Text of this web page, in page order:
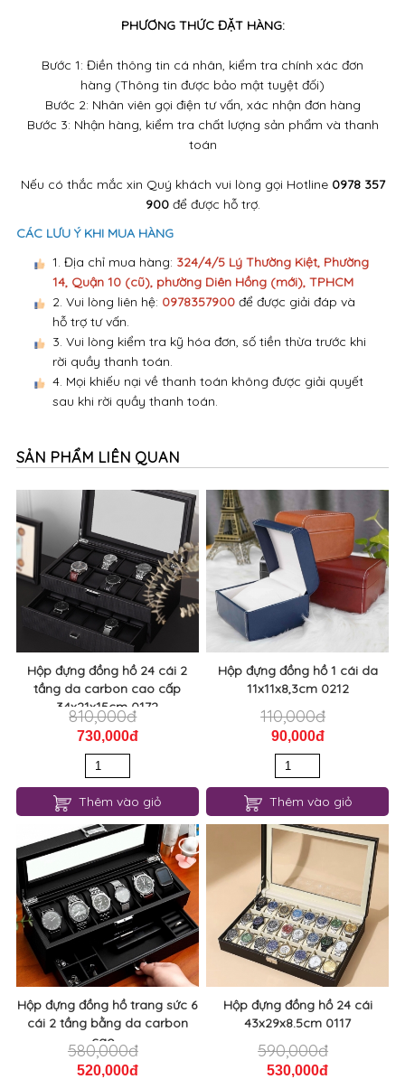
PHƯƠNG THỨC ĐẶT HÀNG:
Bước 1: Điền thông tin cá nhân, kiểm tra chính xác đơn
hàng (Thông tin được bảo mật tuyệt đối)
Bước 2: Nhân viên gọi điện tư vấn, xác nhận đơn hàng
Bước 3: Nhận hàng, kiểm tra chất lượng sản phẩm và thanh
toán
Nếu có thắc mắc xin Quý khách vui lòng gọi Hotline 0978 357
900để được hỗ trợ.
CÁC LƯU Ý KHI MUA HÀNG
1. Địa chỉ mua hàng: 324/4/5 Lý Thường Kiệt, Phường
14, Quận 10 (cũ), phường Diên Hồng (mới), TPHCM
2. Vui lòng liên hệ: 0978357900để được giải đáp và
hỗ trợ tư vấn.
3. Vui lòng kiểm tra kỹ hóa đơn, số tiền thừa trước khi
rời quầy thanh toán.
4. Mọi khiếu nại về thanh toán không được giải quyết
sau khi rời quầy thanh toán.
SẢN PHẨM LIÊN QUAN
Hộp đựng đồng hồ 24 cái 2
tầng da carbon cao cấp
34x21x15cm 0172
810,000đ
730,000đ
Thêm vào giỏ
Hộp đựng đồng hồ 1 cái da
11x11x8,3cm 0212
110,000đ
90,000đ
Thêm vào giỏ
Hộp đựng đồng hồ trang sức 6
cái 2 tầng bằng da carbon
cao...
580,000đ
520,000đ
Hộp đựng đồng hồ 24 cái
43x29x8.5cm 0117
590,000đ
530,000đ